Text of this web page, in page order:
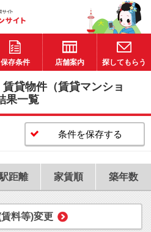
保存条件 店舗案内 探してもらう
賃貸物件（賃貸マンショ
果一覧
条件を保存する
距離 家賃順 築年数
料等)変更